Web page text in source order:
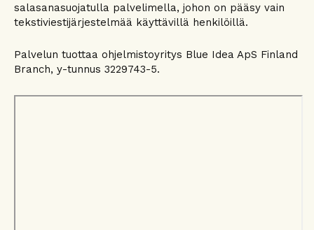
salasanasuojatulla palvelimella, johon on pääsy vain
tekstiviestijärjestelmää käyttävillä henkilöillä.
Palvelun tuottaa ohjelmistoyritys Blue Idea ApS Finland
Branch, y-tunnus 3229743-5.